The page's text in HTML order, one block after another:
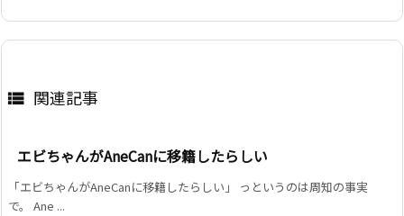
 関連記事
エビちゃんがAneCanに移籍したらしい
「エビちゃんがAneCanに移籍したらしい」 っというのは周知の事実
で。 Ane ...